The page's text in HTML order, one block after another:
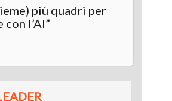
più quadri per
l’AI”